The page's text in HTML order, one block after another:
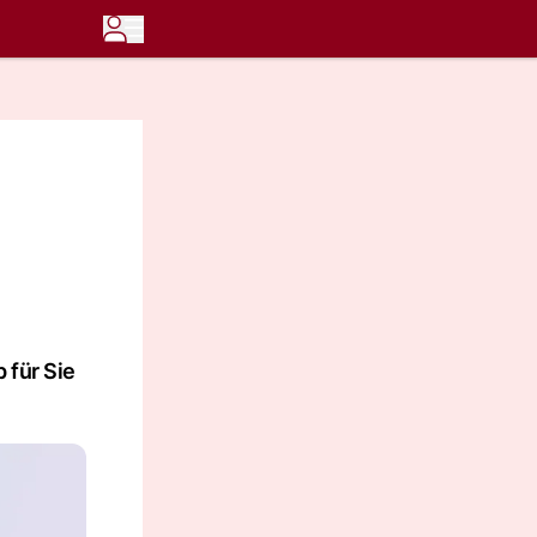
für Sie